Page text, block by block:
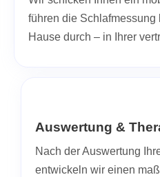
führen die Schlafmessung
Hause durch – in Ihrer
Auswertung &
Nach der Auswertung
entwickeln wir einen